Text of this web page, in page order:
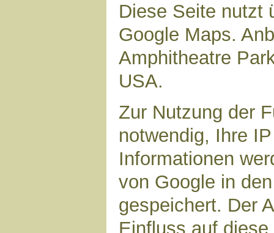
Diese Seite nutzt
Google Maps.
Amphitheatre
USA.
Zur Nutzung der
notwendig, Ihre
Informationen
von Google in
gespeichert. Der
Einfluss auf